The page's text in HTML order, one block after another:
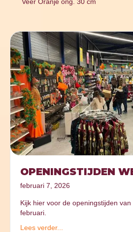
OPENINGSTIJDEN
februari 7, 2026
Kijk hier voor de openingstijden
februari.
Lees verder...